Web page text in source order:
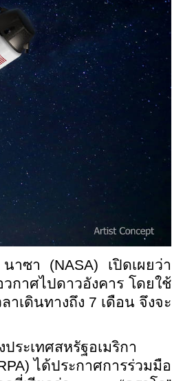
นาซา (NASA) เปิดเผยว่า
กาศไปดาวอังคาร โดยใช้
าเดินทางถึง 7 เดือน จึงจะ
ระเทศสหรัฐอเมริกา
ได้ประกาศการร่วมมือ